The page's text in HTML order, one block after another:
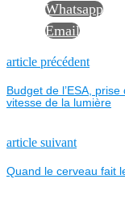
Whatsapp
Email
NAVIGATION
DE
L’ARTICLE
article précédent
Budget de l’ESA,
vitesse de la lumière
article suivantNext
Quand le cerveau fait